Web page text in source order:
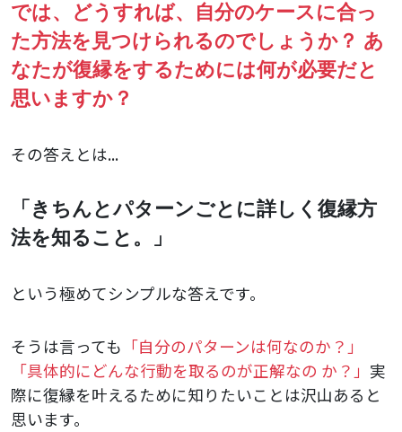
では、どうすれば、自分のケースに合っ
た方法を見つけられるのでしょうか？ あ
なたが復縁をするためには何が必要だと
思いますか？
その答えとは...
「きちんとパターンごとに詳しく復縁方
法を知ること。」
という極めてシンプルな答えです。
そうは言っても 「自分のパターンは何なのか？」
「具体的にどんな行動を取るのが正解なの か？」 実
際に復縁を叶えるために知りたいことは沢山あると
思います。